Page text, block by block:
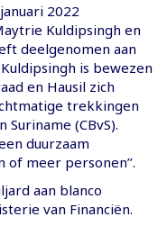
2022
Kuldipsingh en
deelgenomen aan
is bewezen
en Hausil zich
trekkingen
(CBvS).
duurzaam
meer personen’’.
aan blanco
van Financiën.